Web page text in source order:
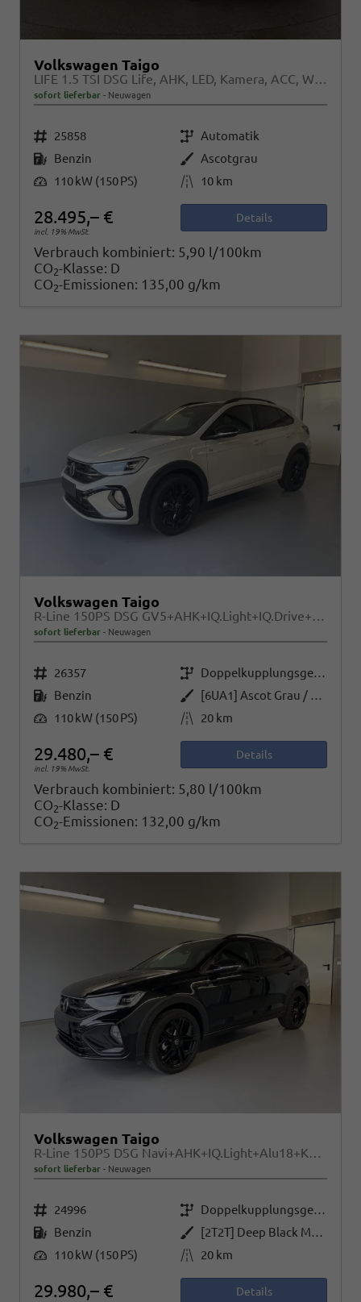
Volkswagen Taigo
LIFE 1.5 TSI DSG Life, AHK, LED, Kamera, ACC, Winter, 17-Zoll
sofort lieferbar Neuwagen
Fahrzeugnr. 25858 Getriebe Automatik
Kraftstoff Benzin Außenfarbe Ascotgrau
Leistung 110 kW (150 PS) Kilometerstand 10 km
28.495,– €
incl. 19% MwSt.
Details
Verbrauch kombiniert: 5,90 l/100km
CO2-Klasse: D
CO2-Emissionen: 135,00 g/km
Volkswagen Taigo
R-Line 150PS DSG GV5+AHK+IQ.Light+IQ.Drive+ACC+Kamera+Black+Kessy+Sitzheiz
sofort lieferbar Neuwagen
Fahrzeugnr. 26357 Getriebe
Doppelkupplungsgetriebe (DSG)
Kraftstoff Benzin Außenfarbe
[6UA1] Ascot Grau / Dach Schwarz
Leistung 110 kW (150 PS) Kilometerstand 20 km
29.480,– €
incl. 19% MwSt.
Details
Verbrauch kombiniert: 5,80 l/100km
CO2-Klasse: D
CO2-Emissionen: 132,00 g/km
Volkswagen Taigo
R-Line 150PS DSG Navi+AHK+IQ.Light+Alu18+Keyless+Black+Sitzheiz+Kamera+ACC
sofort lieferbar Neuwagen
Fahrzeugnr. 24996 Getriebe
Doppelkupplungsgetriebe (DSG)
Kraftstoff Benzin Außenfarbe
[2T2T] Deep Black Metallic
Leistung 110 kW (150 PS) Kilometerstand 20 km
29.980,– € Details